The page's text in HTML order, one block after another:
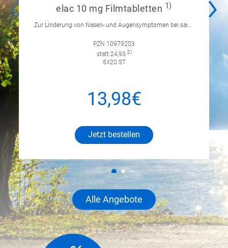
elac 10 mg Filmtabletten 1)
Zur Linderung von Nasen- und Augensymptomen bei saisonaler und ganzjähriger allergischer Rhinitis sowie zur Linderung von chronischer Nesselsucht.
PZN 10979203
statt 24,93 2)
5X20 ST
13,98€
Jetzt bestellen
Alle Angebote